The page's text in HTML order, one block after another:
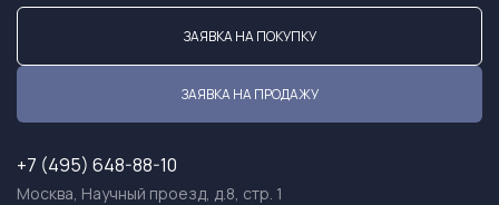
ЗАЯВКА НА ПОКУПКУ
ЗАЯВКА НА ПРОДАЖУ
+7 (495) 648-88-10
Москва, Научный проезд, д.8, стр. 1